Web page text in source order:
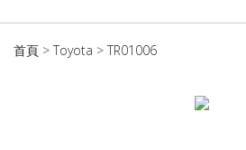
首頁 > Toyota > TR01006